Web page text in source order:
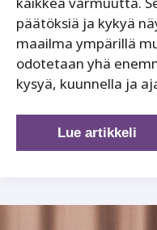
päätöksiä ja kykyä
maailma ympärillä
odotetaan yhä
kysyä, kuunnella ja
Johtaminen
ei
Lue artikkeli